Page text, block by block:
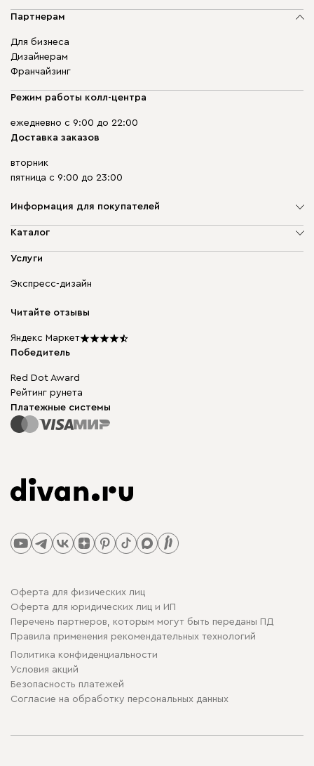
Партнерам
Для бизнеса
Дизайнерам
Франчайзинг
Режим работы колл-центра
ежедневно с 9:00 до 22:00
Доставка заказов
вторник
пятница с 9:00 до 23:00
Информация для покупателей
О компании
Доставка и оплата
диван.клуб
Карьера
Подарочные сертификаты
Мы в прессе
Каталог
Мягкая мебель
Бескаркасная мебель
Столы и стулья
Услуги
Экспресс-дизайн
Читайте отзывы
Яндекс Маркет
Победитель
Red Dot Award
Рейтинг рунета
Платежные системы
Оферта для физических лиц
Оферта для юридических лиц и ИП
Перечень партнеров, которым могут быть переданы ПД
Правила применения рекомендательных технологий
Политика конфиденциальности
Условия акций
Безопасность платежей
Cогласие на обработку персональных данных